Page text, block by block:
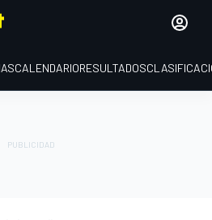
CALENDARIORESULTADOS